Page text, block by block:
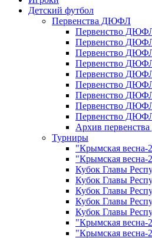
Детский футбол
Первенства ДЮФЛ
Первенство
Первенство
Первенство
Первенство
Первенство
Первенство
Первенство
Первенство
Первенство
Архив
Турниры
"Крымская весна-
"Крымская весна-
Кубок Главы
Кубок Главы
Кубок Главы
Кубок Главы
Кубок Главы
"Крымская весна-
"Крымская весна-